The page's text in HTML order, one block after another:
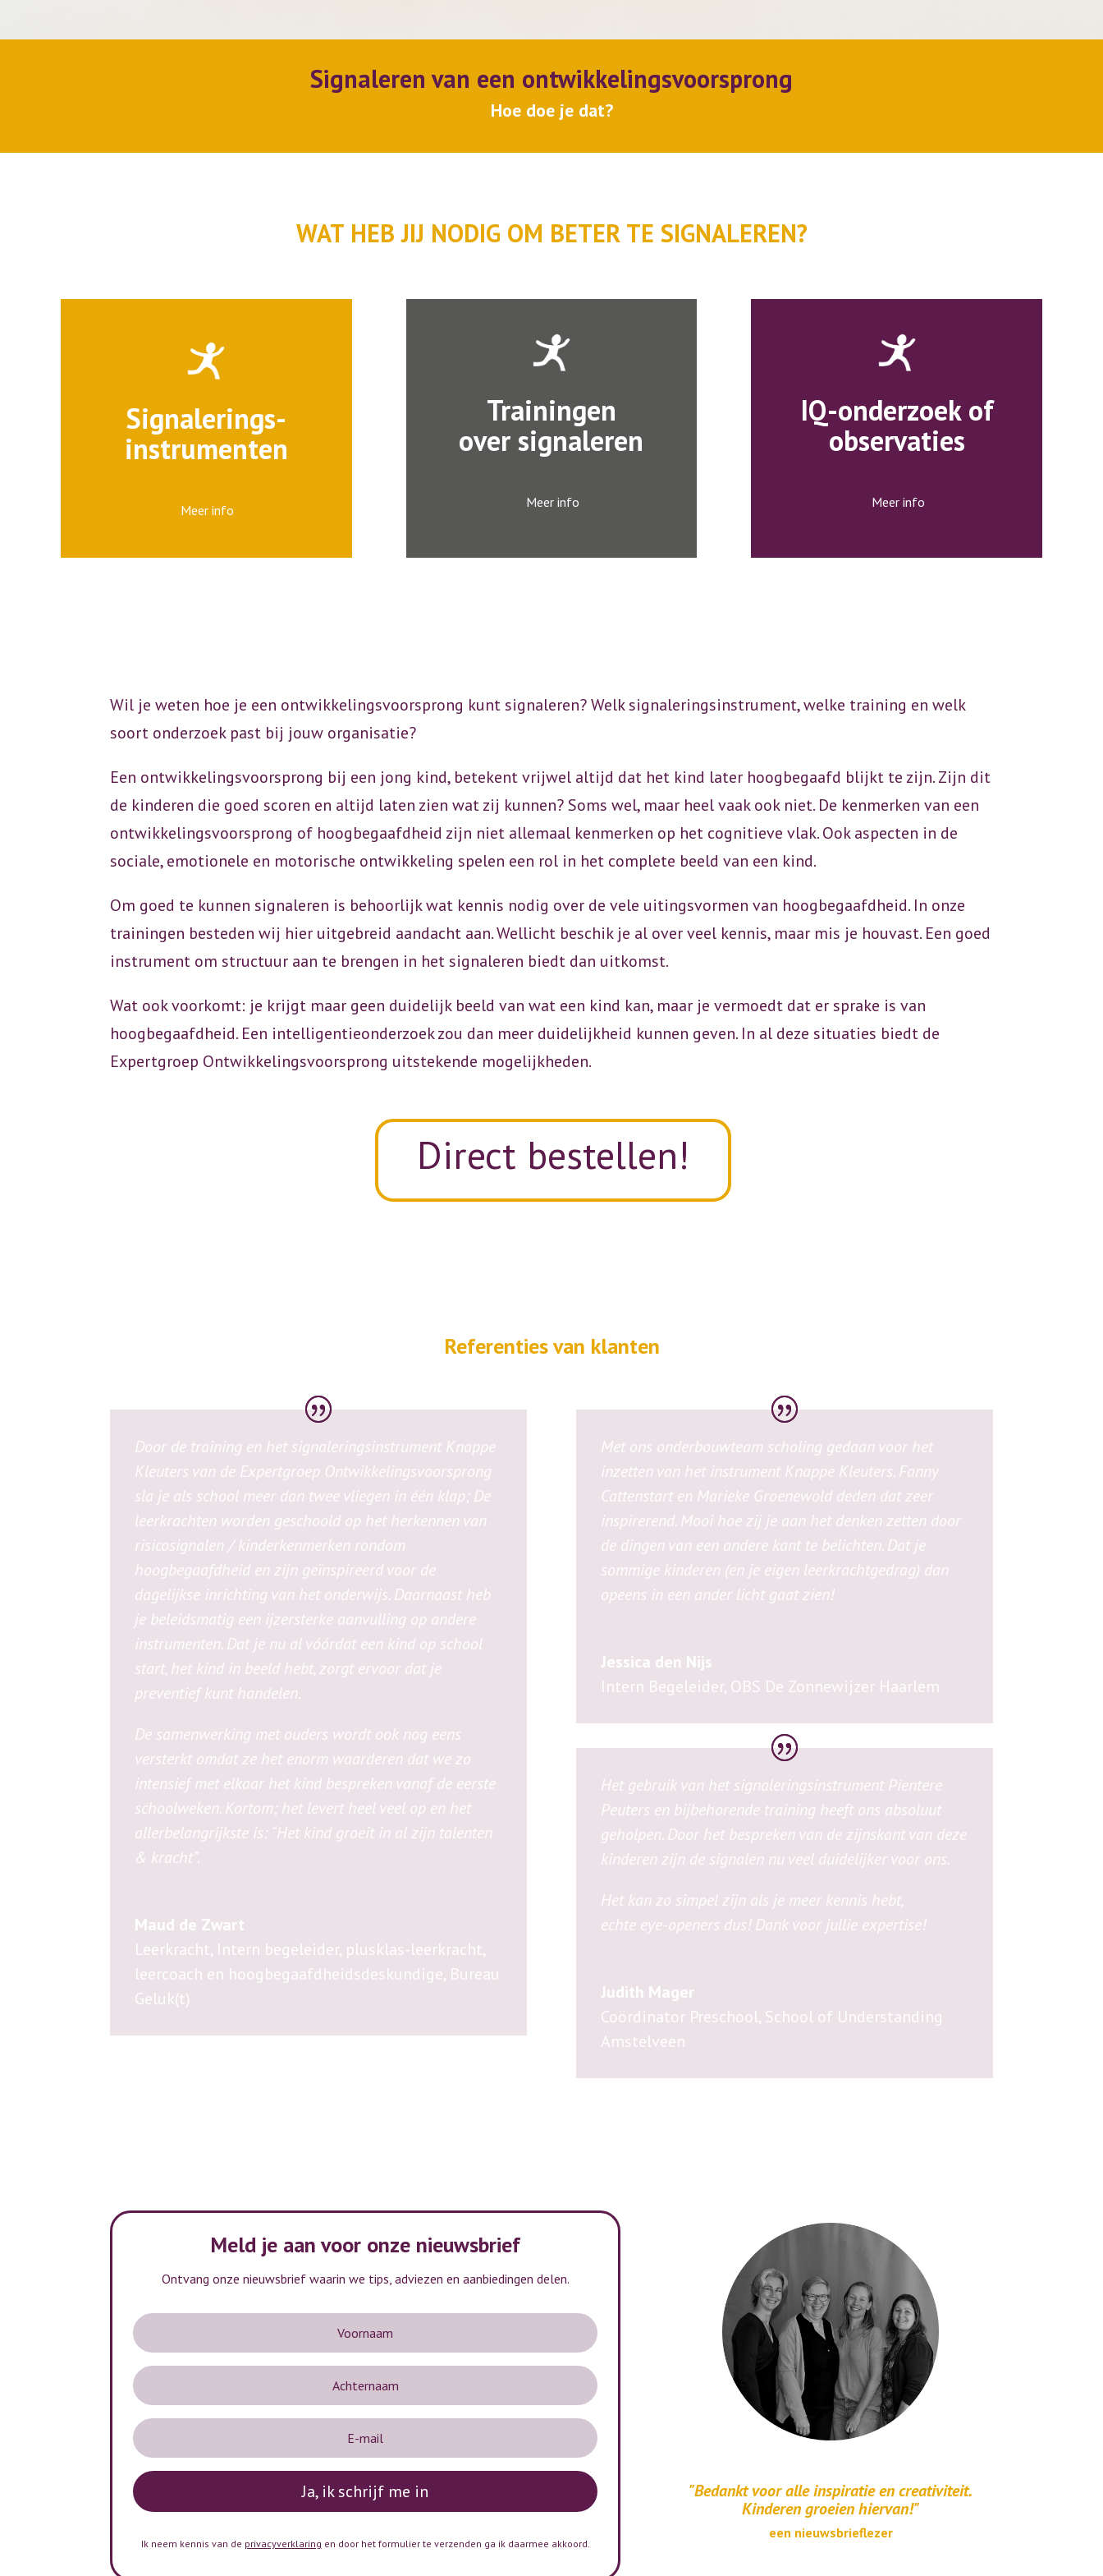
Signaleren van een ontwikkelingsvoorsprong
Hoe doe je dat?
WAT HEB JIJ NODIG OM BETER TE SIGNALEREN?
Signalerings-
instrumenten
Meer info
Trainingen
over signaleren
Meer info
IQ-onderzoek of
observaties
Meer info
Wil je weten hoe je een ontwikkelingsvoorsprong kunt signaleren? Welk signaleringsinstrument, welke training en welk
soort onderzoek past bij jouw organisatie?
Een ontwikkelingsvoorsprong bij een jong kind, betekent vrijwel altijd dat het kind later hoogbegaafd blijkt te zijn. Zijn dit
de kinderen die goed scoren en altijd laten zien wat zij kunnen? Soms wel, maar heel vaak ook niet. De kenmerken van een
ontwikkelingsvoorsprong of hoogbegaafdheid zijn niet allemaal kenmerken op het cognitieve vlak. Ook aspecten in de
sociale, emotionele en motorische ontwikkeling spelen een rol in het complete beeld van een kind.
Om goed te kunnen signaleren is behoorlijk wat kennis nodig over de vele uitingsvormen van hoogbegaafdheid. In onze
trainingen besteden wij hier uitgebreid aandacht aan. Wellicht beschik je al over veel kennis, maar mis je houvast. Een goed
instrument om structuur aan te brengen in het signaleren biedt dan uitkomst.
Wat ook voorkomt: je krijgt maar geen duidelijk beeld van wat een kind kan, maar je vermoedt dat er sprake is van
hoogbegaafdheid. Een intelligentieonderzoek zou dan meer duidelijkheid kunnen geven. In al deze situaties biedt de
Expertgroep Ontwikkelingsvoorsprong uitstekende mogelijkheden.
Direct bestellen!
Referenties van klanten
Door de training en het signaleringsinstrument Knappe
Kleuters van de Expertgroep Ontwikkelingsvoorsprong
sla je als school meer dan twee vliegen in één klap; De
leerkrachten worden geschoold op het herkennen van
risicosignalen / kinderkenmerken rondom
hoogbegaafdheid en zijn geïnspireerd voor de
dagelijkse inrichting van het onderwijs. Daarnaast heb
je beleidsmatig een ijzersterke aanvulling op andere
instrumenten. Dat je nu al vóórdat een kind op school
start, het kind in beeld hebt, zorgt ervoor dat je
preventief kunt handelen.
De samenwerking met ouders wordt ook nog eens
versterkt omdat ze het enorm waarderen dat we zo
intensief met elkaar het kind bespreken vanaf de eerste
schoolweken. Kortom; het levert heel veel op en het
allerbelangrijkste is: “Het kind groeit in al zijn talenten
& kracht”.
Maud de Zwart
Leerkracht, Intern begeleider, plusklas-leerkracht,
leercoach en hoogbegaafdheidsdeskundige, Bureau
Geluk(t)
Met ons onderbouwteam scholing gedaan voor het
inzetten van het instrument Knappe Kleuters. Fanny
Cattenstart en Marieke Groenewold deden dat zeer
inspirerend. Mooi hoe zij je aan het denken zetten door
de dingen van een andere kant te belichten. Dat je
sommige kinderen (en je eigen leerkrachtgedrag) dan
opeens in een ander licht gaat zien!
Jessica den Nijs
Intern Begeleider, OBS De Zonnewijzer Haarlem
Het gebruik van het signaleringsinstrument Pientere
Peuters en bijbehorende training heeft ons absoluut
geholpen. Door het bespreken van de zijnskant van deze
kinderen zijn de signalen nu veel duidelijker voor ons.
Het kan zo simpel zijn als je meer kennis hebt,
echte eye-openers dus! Dank voor jullie expertise!
Judith Mager
Coördinator Preschool, School of Understanding
Amstelveen
Meld je aan voor onze nieuwsbrief
Ontvang onze nieuwsbrief waarin we tips, adviezen en aanbiedingen delen.
Ja, ik schrijf me in
Ik neem kennis van de privacyverklaring en door het formulier te verzenden ga ik daarmee akkoord.
"Bedankt voor alle inspiratie en creativiteit.
Kinderen groeien hiervan!"
een nieuwsbrieflezer